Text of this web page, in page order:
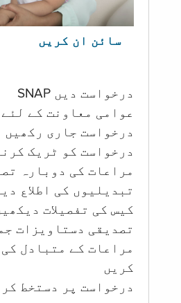
سائن ان کریں
درخواست دیں SNAP
عوامی معاونت کے
درخواست جاری رکھیں
درخواست کو ٹریک
مراعات کی دوبارہ
تبدیلیوں کی اطلاع
کیس کی تفصیلات
تصدیقی دستاویزات
مراعات کے متبادل
کریں
درخواست پر دستخط